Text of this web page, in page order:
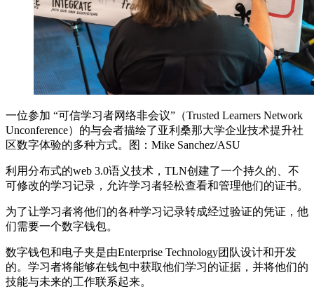
一位参加 “可信学习者网络非会议”（Trusted Learners Network
Unconference）的与会者描绘了亚利桑那大学企业技术提升社
区数字体验的多种方式。图：Mike Sanchez/ASU
利用分布式的web 3.0语义技术，TLN创建了一个持久的、不
可修改的学习记录，允许学习者轻松查看和管理他们的证书。
为了让学习者将他们的各种学习记录转成经过验证的凭证，他
们需要一个数字钱包。
数字钱包和电子夹是由Enterprise Technology团队设计和开发
的。学习者将能够在钱包中获取他们学习的证据，并将他们的
技能与未来的工作联系起来。